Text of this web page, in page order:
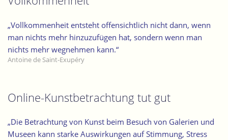
„Vollkommenheit entsteht offensichtlich nicht dann, wenn
man nichts mehr hinzuzufügen hat, sondern wenn man
nichts mehr wegnehmen kann.“
Antoine de Saint-Exupéry
Online-Kunstbetrachtung tut gut
„Die Betrachtung von Kunst beim Besuch von Galerien und
Museen kann starke Auswirkungen auf Stimmung, Stress